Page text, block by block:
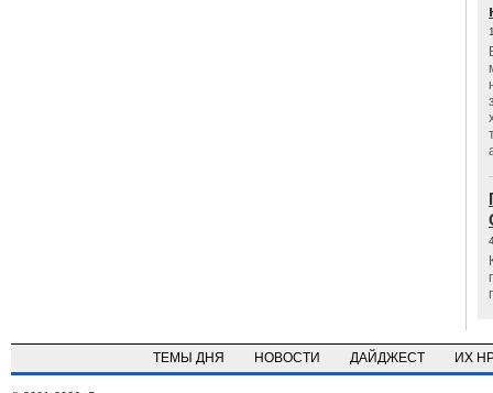
ТЕМЫ ДНЯ НОВОСТИ ДАЙДЖЕСТ ИХ